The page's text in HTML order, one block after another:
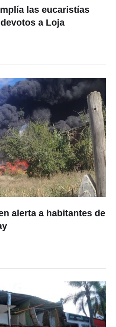
las eucaristías
a Loja
alerta a habitantes de